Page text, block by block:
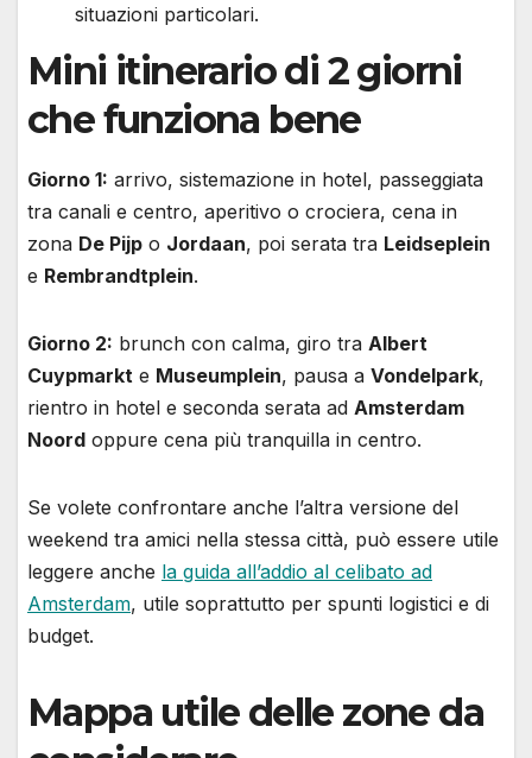
situazioni particolari.
Mini itinerario di 2 giorni
che funziona bene
Giorno 1: arrivo, sistemazione in hotel, passeggiata
tra canali e centro, aperitivo o crociera, cena in
zona De Pijp o Jordaan, poi serata tra Leidseplein
e Rembrandtplein.
Giorno 2: brunch con calma, giro tra Albert
Cuypmarkt e Museumplein, pausa a Vondelpark,
rientro in hotel e seconda serata ad Amsterdam
Noord oppure cena più tranquilla in centro.
Se volete confrontare anche l’altra versione del
weekend tra amici nella stessa città, può essere utile
leggere anche la guida all’addio al celibato ad
Amsterdam, utile soprattutto per spunti logistici e di
budget.
Mappa utile delle zone da